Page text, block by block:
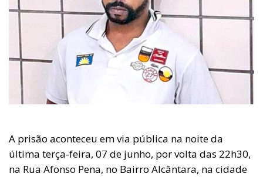
A prisão aconteceu em via pública na noite da
última terça-feira, 07 de junho, por volta das 22h30,
na Rua Afonso Pena, no Bairro Alcântara, na cidade